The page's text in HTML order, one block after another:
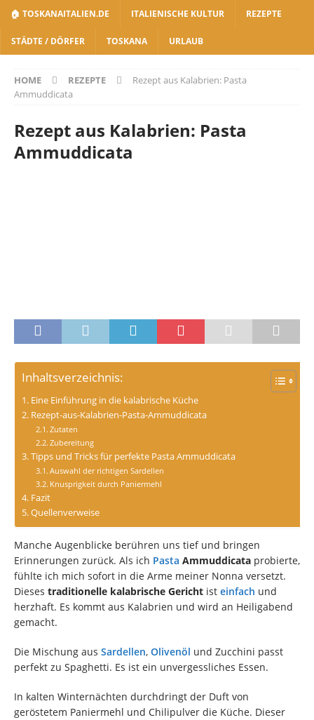
🏠 TOSKANAITALIEN.DE ITALIENISCHE KULTUR REZEPTE
STÄDTE / DÖRFER TOSKANA URLAUB
HOME REZEPTE
Rezept aus Kalabrien: Pasta
Ammuddicata
Rezept aus Kalabrien: Pasta
Ammuddicata
Inhaltsverzeichnis:
Eine Einführung in die kalabrische Küche
Rezept-aus-Kalabrien-Pasta-Ammuddicata
Zutaten
Zubereitung
Tipps und Tricks für perfekte Pasta Ammuddicata
Auswahl der richtigen Sardellen
Knusprigkeit durch Paniermehl
Fazit
Quellenverweise
Manche Augenblicke berühren uns tief und bringen
Erinnerungen zurück. Als ich Pasta Ammuddicata probierte,
fühlte ich mich sofort in die Arme meiner Nonna versetzt.
Dieses traditionelle kalabrische Gericht ist einfach und
herzhaft. Es kommt aus Kalabrien und wird an Heiligabend
gemacht.
Die Mischung aus Sardellen, Olivenöl und Zucchini passt
perfekt zu Spaghetti. Es ist ein unvergessliches Essen.
In kalten Winternächten durchdringt der Duft von
geröstetem Paniermehl und Chilipulver die Küche. Dieser